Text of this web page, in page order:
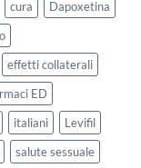
cura
Dapoxetina
effetti collaterali
ED
italiani
Levifil
salute sessuale